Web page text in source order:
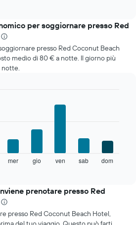
per soggiornare presso Red
presso Red Coconut Beach
medio di 80 € a notte. Il giorno più
notte.
mer gio ven sab dom
prenotare presso Red
presso Red Coconut Beach Hotel,